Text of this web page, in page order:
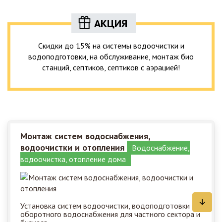
АКЦИЯ
Скидки до 15% на системы водоочистки и
водоподготовки, на обслуживание, монтаж био
станций, септиков, септиков с аэрацией!
Монтаж систем водоснабжения,
водоочистки и отопления
Водоснабжение,
водоочистка, отопление дома
Установка систем водоочистки, водоподготовки и
оборотного водоснабжения для частного сектора и